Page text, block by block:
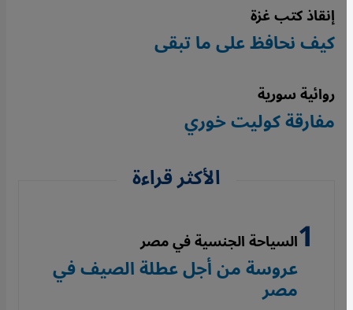
إنقاذ كتب غزة
كيف نحافظ على ما تبقى
روائية سورية
مفارقة كوليت خوري
الأكثر قراءة
السياحة الجنسية في مصر
عروسة من أجل عطلة الصيف في
مصر